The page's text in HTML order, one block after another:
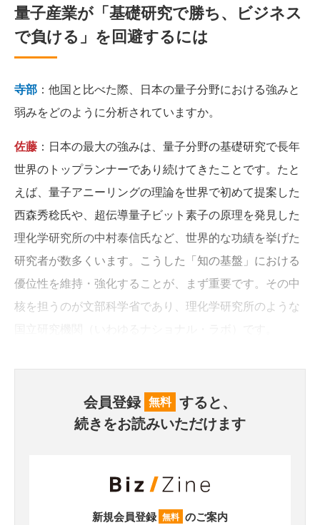
量子産業が「基礎研究で勝ち、ビジネス
で負ける」を回避するには
寺部 ：他国と比べた際、日本の量子分野における強みと
弱みをどのように分析されていますか。
佐藤 ：日本の最大の強みは、量子分野の基礎研究で長年
世界のトップランナーであり続けてきたことです。たと
えば、量子アニーリングの理論を世界で初めて提案した
西森秀稔氏や、超伝導量子ビット素子の原理を発見した
理化学研究所の中村泰信氏など、世界的な功績を挙げた
研究者が数多くいます。こうした「知の基盤」における
優位性を維持・強化することが、まず重要です。その中
核を担うのが文部科学省であり、理化学研究所のような
会員登録 無料 すると、
続きをお読みいただけます
新規会員登録 無料 のご案内